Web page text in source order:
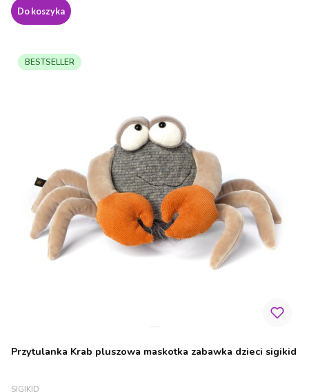
Do koszyka
BESTSELLER
Przytulanka Krab pluszowa maskotka zabawka dzieci sigikid
PRODUCENT
SIGIKID